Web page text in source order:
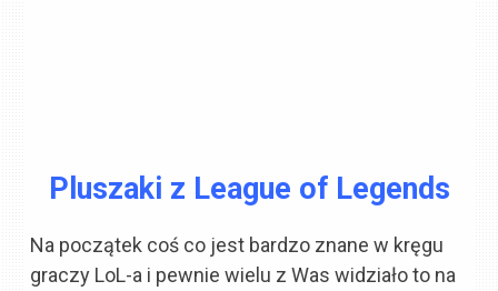
Pluszaki z League of Legends
Na początek coś co jest bardzo znane w kręgu
graczy LoL-a i pewnie wielu z Was widziało to na